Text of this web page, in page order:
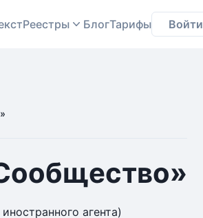
Реестры БлогТарифы Войти
агента)